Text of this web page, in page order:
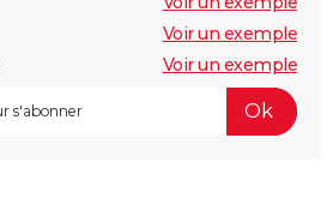
Voir un exemple
Voir un exemple